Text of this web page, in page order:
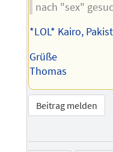
nach "sex"
*LOL* Kairo,
Grüße
Thomas
Beitrag melden